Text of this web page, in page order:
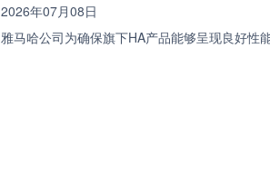
2026年07月08日
雅马哈公司为确保旗下HA产品能够呈现良好性